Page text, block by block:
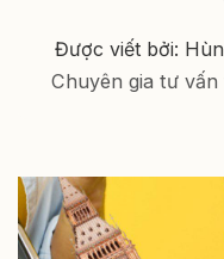
Được viết bởi:
Chuyên gia tư vấn